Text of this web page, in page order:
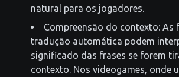
natural para os jogadores.
Compreensão do contexto: As
tradução automática podem
significado das frases se forem
contexto. Nos videogames, onde